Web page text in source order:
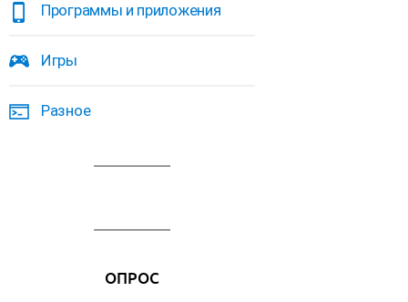
Программы и приложения
Игры
Разное
ОПРОС